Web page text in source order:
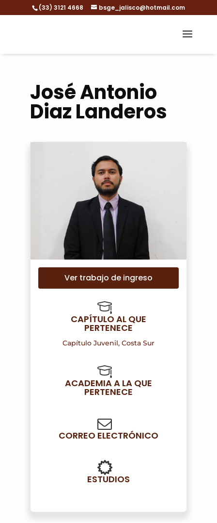
(33) 3121 4668 bsge_jalisco@hotmail.com
José Antonio
Diaz Landeros
Ver trabajo de ingreso
CAPÍTULO AL QUE
PERTENECE
Capítulo Juvenil, Costa Sur
ACADEMIA A LA QUE
PERTENECE
CORREO ELECTRÓNICO
ESTUDIOS